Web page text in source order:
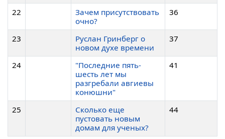
22
Зачем присутствовать
очно?
36
23
Руслан Гринберг о
новом духе времени
37
24
"Последние пять-
шесть лет мы
разгребали авгиевы
конюшни"
41
25
Сколько еще
пустовать новым
домам для ученых?
44